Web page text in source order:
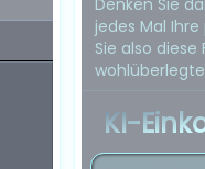
Denken Sie
jedes Mal
Sie also
KI-